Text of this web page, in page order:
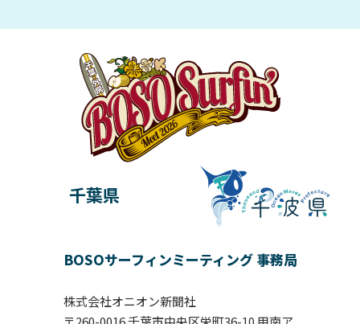
千葉県
BOSOサーフィンミーティング 事務局
株式会社オニオン新聞社